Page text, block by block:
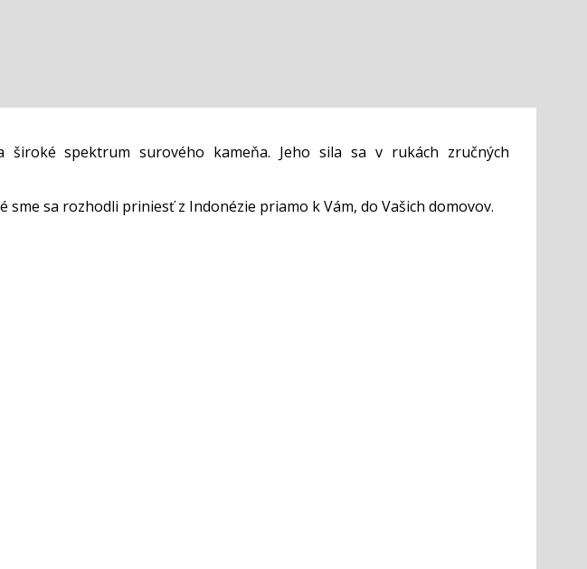
spektrum surového kameňa. Jeho sila sa v rukách zručných
sa rozhodli priniesť z Indonézie priamo k Vám, do Vašich domovov.